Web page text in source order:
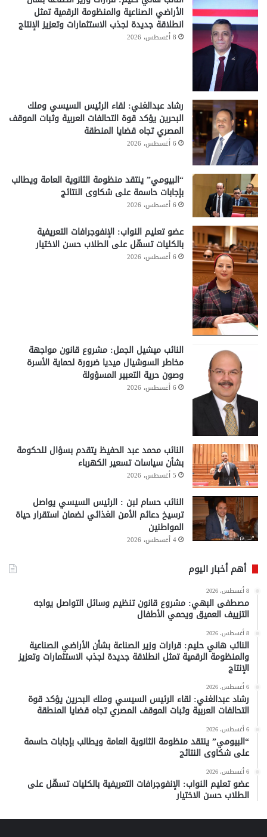
الأراضي الصناعية والمنظومة الرقمية تمثل
انطلاقة جديدة لجذب الاستثمارات وتعزيز الإنتاج
8 أغسطس، 2026
رشاد عبدالغني: لقاء الرئيس السيسي وملك
البحرين يؤكد قوة التحالفات العربية وثبات الموقف
المصري تجاه قضايا المنطقة
6 أغسطس، 2026
“البيومي” ينتقد منظومة الثانوية العامة ويطالب
بإجابات حاسمة على شكاوى النتائج
6 أغسطس، 2026
عضو تعليم النواب: الإنفوجرافات التعريفية
بالكليات تسهّل على الطلاب حسن الاختيار
6 أغسطس، 2026
النائب ميشيل الجمل: مشروع قانون مواجهة
مخاطر السوشيال ميديا ضرورة لحماية الأسرة
وصون حرية التعبير المسؤولة
6 أغسطس، 2026
النائب محمد عبد الحفيظ يتقدم بسؤال للحكومة
بشأن سياسات تسعير الكهرباء
5 أغسطس، 2026
النائب حسام لبن : الرئيس السيسي يواصل
ترسيخ دعائم الأمن الغذائي لضمان استقرار حياة
المواطنين
4 أغسطس، 2026
أهم أخبار اليوم
8 أغسطس، 2026
مصطفى البهي: مشروع قانون تنظيم وسائل التواصل يواجه
التزييف العميق ويحمي الأطفال
8 أغسطس، 2026
النائب هاني حليم: قرارات وزير الصناعة بشأن الأراضي الصناعية
والمنظومة الرقمية تمثل انطلاقة جديدة لجذب الاستثمارات وتعزيز
الإنتاج
6 أغسطس، 2026
رشاد عبدالغني: لقاء الرئيس السيسي وملك البحرين يؤكد قوة
التحالفات العربية وثبات الموقف المصري تجاه قضايا المنطقة
6 أغسطس، 2026
“البيومي” ينتقد منظومة الثانوية العامة ويطالب بإجابات حاسمة
على شكاوى النتائج
6 أغسطس، 2026
عضو تعليم النواب: الإنفوجرافات التعريفية بالكليات تسهّل على
الطلاب حسن الاختيار